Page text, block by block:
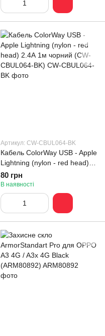
Артикул: CW-CBUL064-BK
Кабель ColorWay USB - Apple
Lightning (nylon - red head)
2.4А 1м чорний (CW-
CBUL064-BK)
80 грн
В наявності